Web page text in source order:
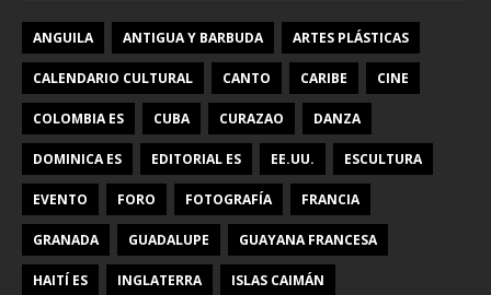
ANGUILA ANTIGUA Y BARBUDA ARTES PLÁSTICAS
CALENDARIO CULTURAL CANTO CARIBE CINE
COLOMBIA ES CUBA CURAZAO DANZA
DOMINICA ES EDITORIAL ES EE.UU. ESCULTURA
EVENTO FORO FOTOGRAFÍA FRANCIA
GRANADA GUADALUPE GUAYANA FRANCESA
HAITÍ ES INGLATERRA ISLAS CAIMÁN